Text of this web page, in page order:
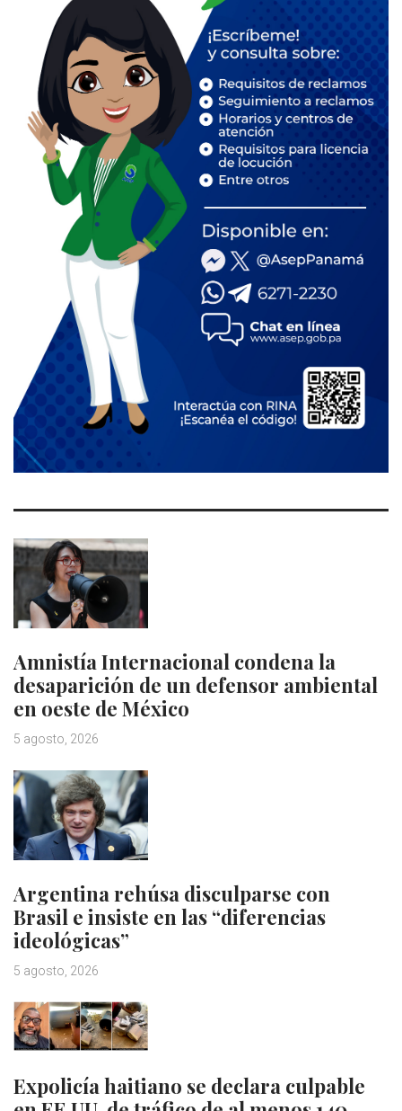
Amnistía Internacional condena la
desaparición de un defensor ambiental
en oeste de México
5 agosto, 2026
Argentina rehúsa disculparse con
Brasil e insiste en las “diferencias
ideológicas”
5 agosto, 2026
Expolicía haitiano se declara culpable